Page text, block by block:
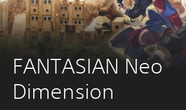
FANTASIAN Neo
Dimension